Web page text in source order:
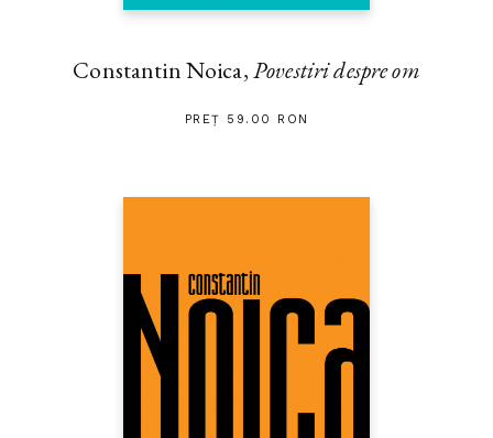
Constantin Noica,Povestiri despre om
PREȚ 59.00 RON